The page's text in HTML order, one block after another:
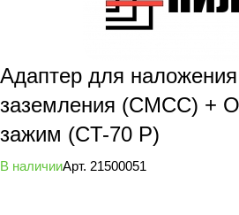
Адаптер для
заземления (CMCC) +
зажим (CT-70 P)
В наличииАрт. 21500051